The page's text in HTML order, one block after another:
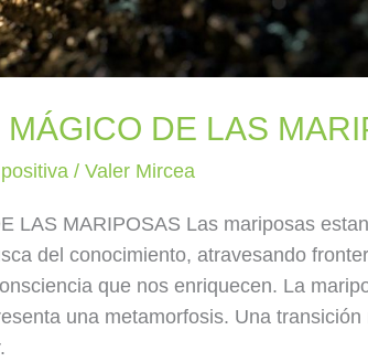
DE LAS
/Valer Mircea
LAS MARIPOSAS Las mariposas
del conocimiento, atravesando
que nos enriquecen. La
una metamorfosis. Una